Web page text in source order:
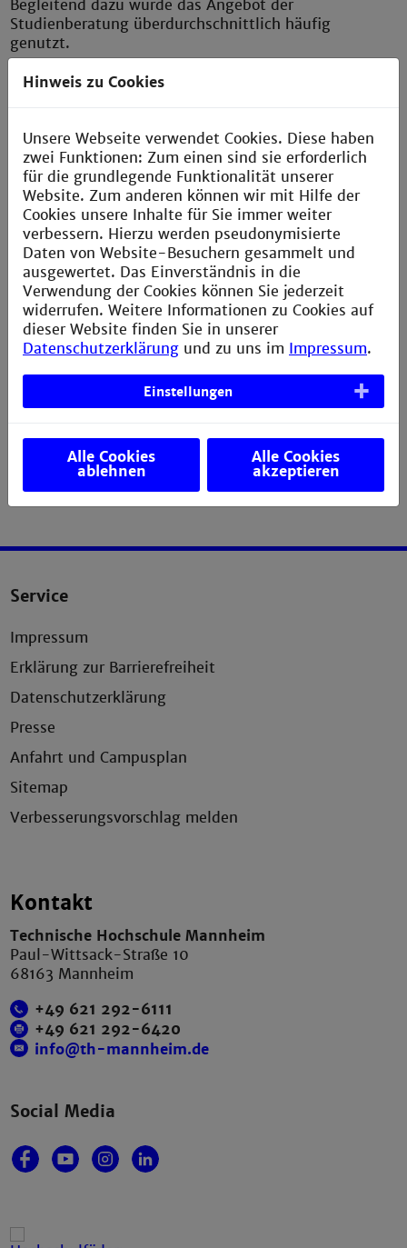
Begleitend dazu wurde das Angebot der
Studienberatung überdurchschnittlich häufig
genutzt.
Schnupperstudierende stellten sich ihren
Zuvor hatten sich die Studieninteressierte ihren
individuellen Stundenplan aus den Studienrichtungen
Technik, Informatik und Wirtschaft sowie Gestaltung
und Soziale Arbeit aus einem Angebot von je ca. 150
Einzelveranstaltungen für Rheinland-Pfalz und
Baden-Württemberg zusammengestellt. Auf dem
Programm standen neben Vorlesungen und
Studienberatungsterminen Workshops,
Laborvorführungen, Campusführungen und die
Möglichkeit, Studierende zu begleiten.
« zurück
Service
Impressum
Erklärung zur Barrierefreiheit
Datenschutzerklärung
Presse
Anfahrt und Campusplan
Sitemap
Verbesserungsvorschlag melden
Kontakt
Technische Hochschule Mannheim
Paul-Wittsack-Straße 10
68163 Mannheim
+49 621 292-6111
+49 621 292-6420
info@th-mannheim.de
Social Media
Hinweis zu Cookies
Unsere Webseite verwendet Cookies. Diese haben
zwei Funktionen: Zum einen sind sie erforderlich
für die grundlegende Funktionalität unserer
Website. Zum anderen können wir mit Hilfe der
Cookies unsere Inhalte für Sie immer weiter
verbessern. Hierzu werden pseudonymisierte
Daten von Website-Besuchern gesammelt und
ausgewertet. Das Einverständnis in die
Verwendung der Cookies können Sie jederzeit
widerrufen. Weitere Informationen zu Cookies auf
dieser Website finden Sie in unserer
Datenschutzerklärung und zu uns im Impressum.
Einstellungen
Alle Cookies
ablehnen
Alle Cookies
akzeptieren